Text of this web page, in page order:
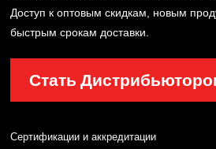
Доступ к оптовым скидкам, новым
быстрым срокам доставки.
Стать
Сертификации и аккредитации